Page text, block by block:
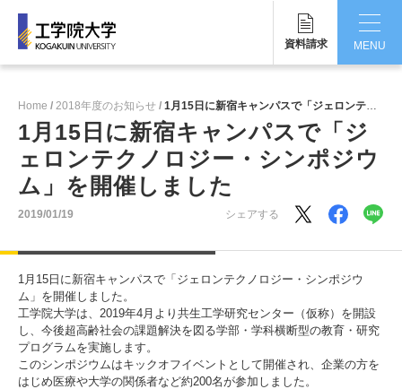
資料請求
MENU
工学院大学について
学部・大学院
学生生活
研究・産学連携
就職・キャリア
キャンパス
Home 2018年度のお知らせ 1月15日に新宿キャンパスで「ジェロンテクノロジー・シンポジウム」を開催しました
1月15日に新宿キャンパスで「ジ
ェロンテクノロジー・シンポジウ
ム」を開催しました
2019/01/19 シェアする
1月15日に新宿キャンパスで「ジェロンテクノロジー・シンポジウ
ム」を開催しました。
工学院大学は、2019年4月より共生工学研究センター（仮称）を開設
し、今後超高齢社会の課題解決を図る学部・学科横断型の教育・研究
プログラムを実施します。
このシンポジウムはキックオフイベントとして開催され、企業の方を
はじめ医療や大学の関係者など約200名が参加しました。